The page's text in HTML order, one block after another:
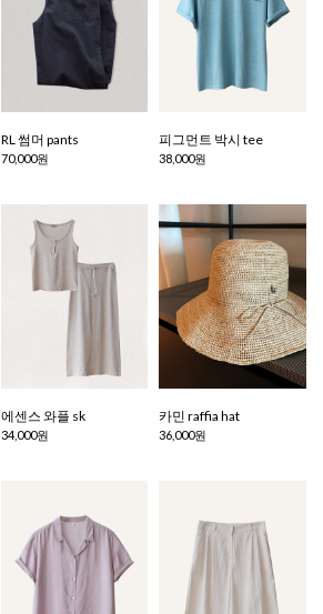
RL 썸머 pants
70,000원
피그먼트 박시 tee
38,000원
에센스 와플 sk
34,000원
카민 raffia hat
36,000원